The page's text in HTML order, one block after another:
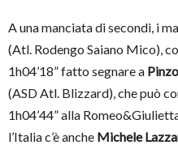
A una manciata di secondi, i
(Atl. Rodengo Saiano Mico),
1h04’18” fatto segnare a
(ASD Atl. Blizzard), che può
1h04’44” alla
l’Italia c’è anche Michele